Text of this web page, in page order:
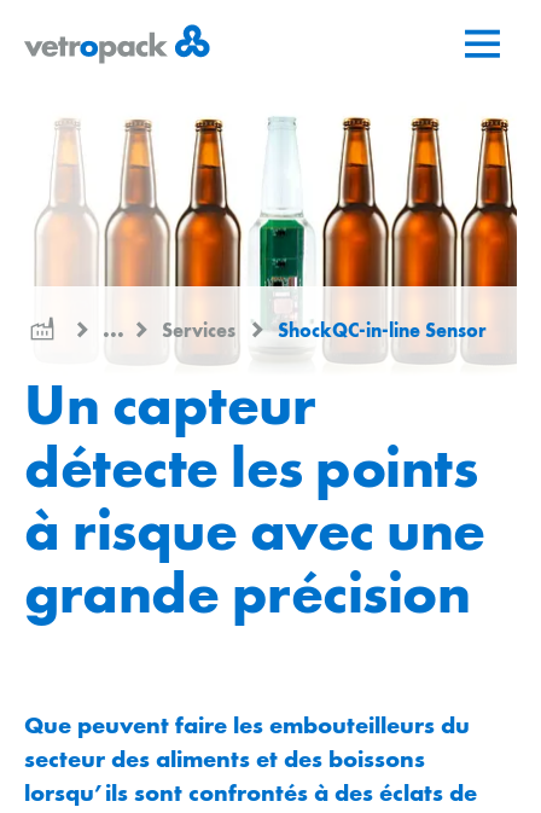
d'accueil
... Services ShockQC-in-line Sensor
Un capteur
détecte les points
à risque avec une
grande précision
Que peuvent faire les embouteilleurs du
secteur des aliments et des boissons
lorsqu’ils sont confrontés à des éclats de